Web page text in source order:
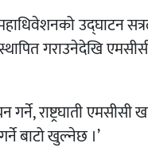
उद्घाटन
गराउनेदेखि
राष्ट्रघाती एमसीसी
बाटो खुल्नेछ ।’